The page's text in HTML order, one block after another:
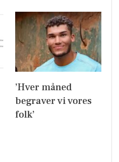
’Hver måned
begraver vi vores
folk’